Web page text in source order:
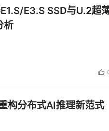
动交通运输领域零排放和能源
和品质。CITE 2025核心先导
感器、电容器等，展示产品创
技术。中国电科、航天科技、
展，打造独一无二特种电子供
E3.S SSD与U.2超
析
构分布式AI推理新范式